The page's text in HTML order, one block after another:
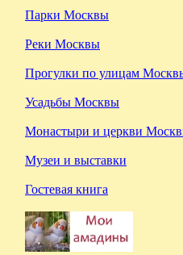
Парки Москвы
Реки Москвы
Прогулки по улицам
Усадьбы Москвы
Монастыри и церкви
Музеи и выставки
Гостевая книга